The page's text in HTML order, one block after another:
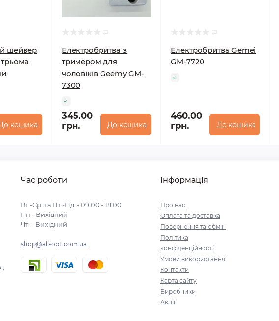
шейвер
трьома
кошика
Електробритва з
тримером для
чоловіків Geemy GM-
7300
345.00
грн.
До кошика
Електробритва Gemei
GM-7720
460.00
грн.
До кошика
Час роботи
Вт.-Ср. та Пт.-Нд. - 09:00 - 18:00
Пн - Вихідний
Чт. - Вихідний
shop@all-opt.com.ua
Інформація
Про нас
Оплата та доставка
Повернення та обмін
Політика
конфіденційності
Умови використання
Контакти
Карта сайту
Виробники
Акції